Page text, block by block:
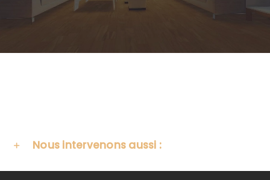
Nous intervenons aussi :